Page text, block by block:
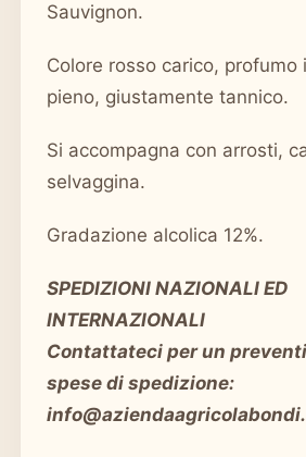
Sauvignon.
Colore rosso carico, profumo
pieno, giustamente tannico.
Si accompagna con arrosti,
selvaggina.
Gradazione alcolica 12%.
SPEDIZIONI NAZIONALI ED
INTERNAZIONALI
Contattateci per un
spese di spedizione: